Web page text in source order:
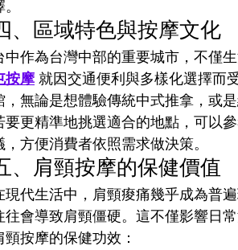
、區域特色與按摩文化
中作為台灣中部的重要城市，不僅
按摩 就因交通便利與多樣化選擇而
，無論是想體驗傳統中式推拿，或
要更精準地挑選適合的地點，可以
，方便消費者依照需求做決策。
、肩頸按摩的保健價值
現代生活中，肩頸痠痛幾乎成為普
往會導致肩頸僵硬。這不僅影響日
頸按摩的保健功效：